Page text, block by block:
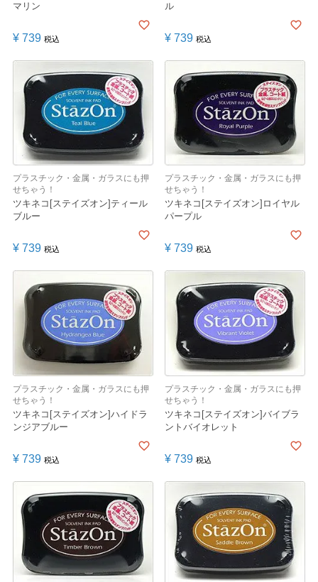
マリン
¥ 739 税込
ル
¥ 739 税込
プラスチック・金属・ガラスにも押
せちゃう！
ツキネコ[ステイズオン]ティール
ブルー
¥ 739 税込
プラスチック・金属・ガラスにも押
せちゃう！
ツキネコ[ステイズオン]ロイヤル
パープル
¥ 739 税込
プラスチック・金属・ガラスにも押
せちゃう！
ツキネコ[ステイズオン]ハイドラ
ンジアブルー
¥ 739 税込
プラスチック・金属・ガラスにも押
せちゃう！
ツキネコ[ステイズオン]バイブラ
ントバイオレット
¥ 739 税込